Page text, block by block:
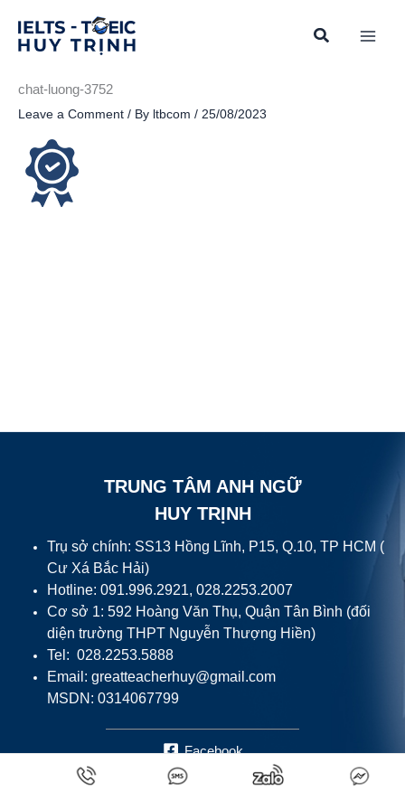
content
chat-luong-3752
Leave a Comment / By ltbcom / 25/08/2023
TRUNG TÂM ANH NGỮ
HUY TRỊNH
Trụ sở chính: SS13 Hồng Lĩnh, P15, Q.10, TP HCM (
Cư Xá Bắc Hải)
Hotline: 091.996.2921, 028.2253.2007
Cơ sở 1: 592 Hoàng Văn Thụ, Quận Tân Bình (đối
diện trường THPT Nguyễn Thượng Hiền)
Tel: 028.2253.5888
Email: greatteacherhuy@gmail.com
MSDN: 0314067799
Facebook